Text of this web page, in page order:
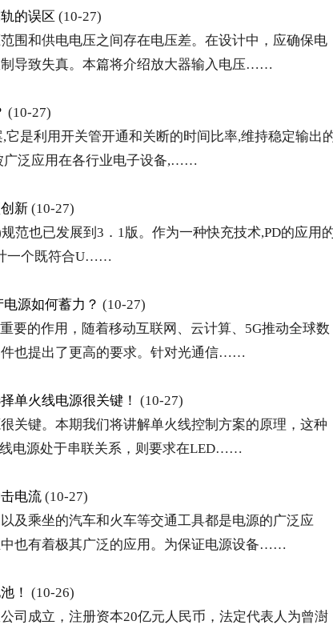
的误区 (10-27)
围和供电电压之间存在电压差。在设计中，应确保电
导致失真。本篇将介绍放大器输入电压……
(10-27)
是利用开关管开通和关断的时间比率,维持稳定输出
广泛应用在各行业电子设备,……
新 (10-27)
范也已发展到3．1版。作为一种快充技术,PD的应用
一个既符合U……
源如何蓄力？ (10-27)
要的作用，随着移动互联网、云计算、5G推动全球数
也提出了更高的要求。针对光通信……
单火线电源很关键！ (10-27)
关键。本期我们将讲解单火线控制方案的原理，这种
电源处于串联关系，则要求在LED……
电流 (10-27)
及乘坐的汽车和火车等交通工具都是电源的广泛应
也有着极其广泛的应用。为保证电源设备……
！ (10-26)
司成立，注册资本20亿元人民币，法定代表人为曾澍